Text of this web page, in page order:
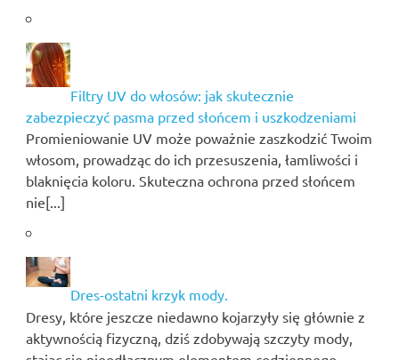
Filtry UV do włosów: jak skutecznie
zabezpieczyć pasma przed słońcem i uszkodzeniami
Promieniowanie UV może poważnie zaszkodzić Twoim
włosom, prowadząc do ich przesuszenia, łamliwości i
blaknięcia koloru. Skuteczna ochrona przed słońcem
nie[...]
Dres-ostatni krzyk mody.
Dresy, które jeszcze niedawno kojarzyły się głównie z
aktywnością fizyczną, dziś zdobywają szczyty mody,